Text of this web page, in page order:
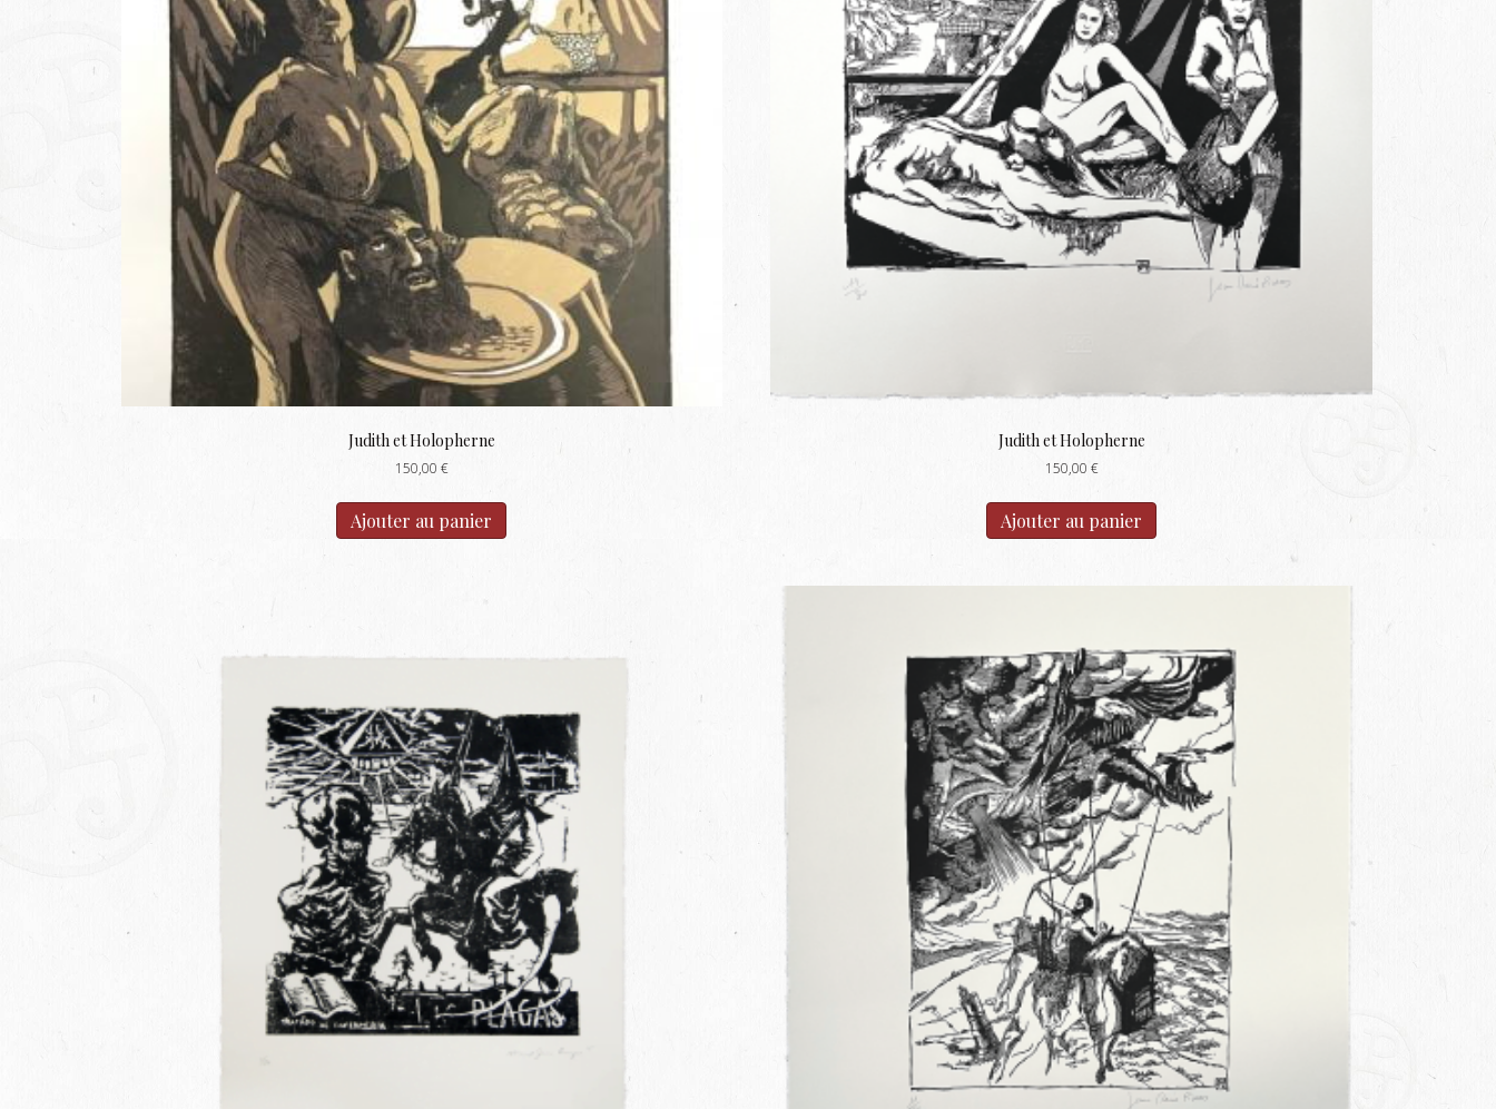
Judith et Holopherne
150,00 €
Ajouter au panier
Judith et Holopherne
150,00 €
Ajouter au panier